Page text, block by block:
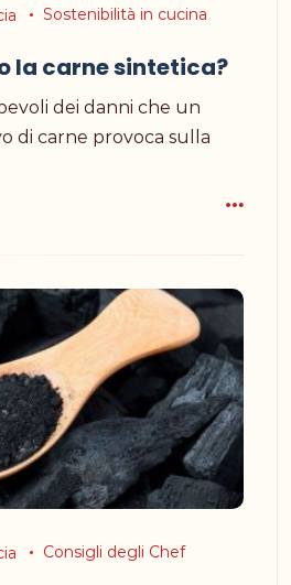
Sostenibilità in cucina
la carne sintetica?
dei danni che un
di carne provoca sulla
Consigli degli Chef